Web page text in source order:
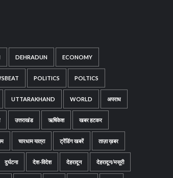
DEHRADUN ECONOMY
POLITICS POLTICS
UTTARAKHAND WORLD अपराध
उत्तराखंड ऋषिकेश खबर हटकर
चारधाम यात्रा ट्रेंडिंग खबरें ताज़ा ख़बर
दुर्घटना देश-विदेश देहरादून देहरादून/मसूरी